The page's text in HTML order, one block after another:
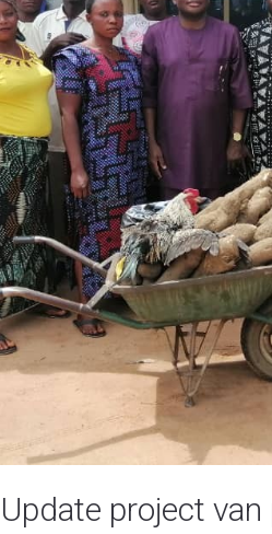
project